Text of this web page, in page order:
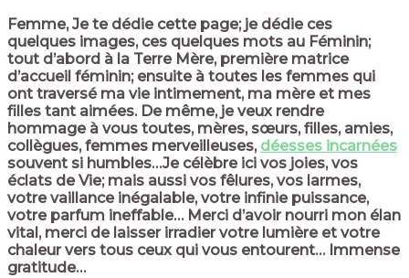
Femme, Je te dédie cette page; je dédie ces
quelques images, ces quelques mots au Féminin;
tout d’abord à la Terre Mère, première matrice
d’accueil féminin; ensuite à toutes les femmes qui
ont traversé ma vie intimement, ma mère et mes
filles tant aimées. De même, je veux rendre
hommage à vous toutes, mères, sœurs, filles, amies,
collègues, femmes merveilleuses, déesses incarnées
souvent si humbles…Je célèbre ici vos joies, vos
éclats de Vie; mais aussi vos fêlures, vos larmes,
votre vaillance inégalable, votre infinie puissance,
votre parfum ineffable… Merci d’avoir nourri mon élan
vital, merci de laisser irradier votre lumière et votre
chaleur vers tous ceux qui vous entourent… Immense
gratitude…